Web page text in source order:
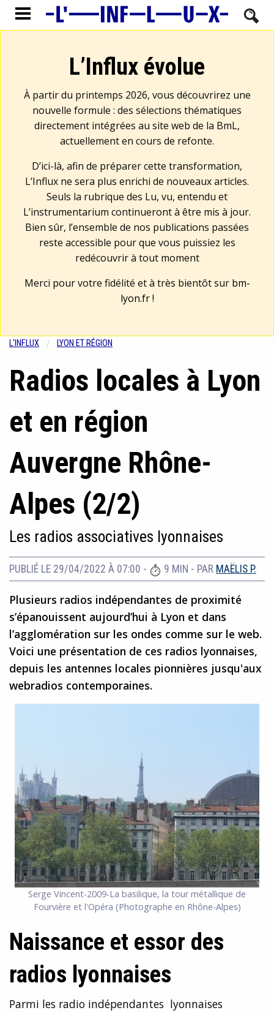
L’Influx évolue
À partir du printemps 2026, vous découvrirez une
nouvelle formule : des sélections thématiques
directement intégrées au site web de la BmL,
actuellement en cours de refonte.
D’ici-là, afin de préparer cette transformation,
L’Influx ne sera plus enrichi de nouveaux articles.
Seuls la rubrique des Lu, vu, entendu et
L’instrumentarium continueront à être mis à jour.
Bien sûr, l’ensemble de nos publications passées
reste accessible pour que vous puissiez les
redécouvrir à tout moment
Merci pour votre fidélité et à très bientôt sur bm-
lyon.fr!
L'INFLUX LYON ET RÉGION
Radios locales à Lyon
et en région
Auvergne Rhône-
Alpes (2/2)
Les radios associatives lyonnaises
PUBLIÉ LE 29/04/2022 À 07:00 - 9 MIN - PAR MAËLIS P.
Plusieurs radios indépendantes de proximité
s’épanouissent aujourd’hui à Lyon et dans
l’agglomération sur les ondes comme sur le web.
Voici une présentation de ces radios lyonnaises,
depuis les antennes locales pionnières jusqu'aux
webradios contemporaines.
Serge Vincent-2009-La basilique, la tour métallique de
Fourvière et l'Opéra (Photographe en Rhône-Alpes)
Naissance et essor des
radios lyonnaises
Parmi les radio indépendantes lyonnaises